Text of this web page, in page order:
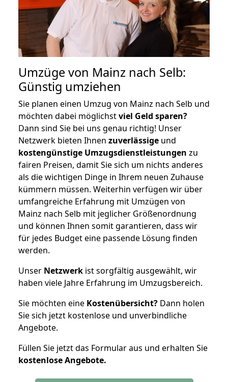
Umzüge von Mainz nach Selb:
Günstig umziehen
Sie planen einen Umzug von Mainz nach Selb und
möchten dabei möglichstviel Geld sparen?
Dann sind Sie bei uns genau richtig! Unser
Netzwerk bieten Ihnen zuverlässige und
kostengünstige Umzugsdienstleistungen zu
fairen Preisen, damit Sie sich um nichts anderes
als die wichtigen Dinge in Ihrem neuen Zuhause
kümmern müssen. Weiterhin verfügen wir über
umfangreiche Erfahrung mit Umzügen von
Mainz nach Selb mit jeglicher Größenordnung
und können Ihnen somit garantieren, dass wir
für jedes Budget eine passende Lösung finden
werden.
Unser Netzwerk ist sorgfältig ausgewählt, wir
haben viele Jahre Erfahrung im Umzugsbereich.
Sie möchten eine Kostenübersicht? Dann holen
Sie sich jetzt kostenlose und unverbindliche
Angebote.
Füllen Sie jetzt das Formular aus und erhalten Sie
kostenloseAngebote.